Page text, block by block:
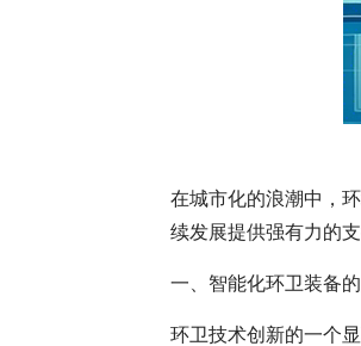
在城市化的浪潮中，
续发展提供强有力的
一、智能化环卫装备
环卫技术创新的一个